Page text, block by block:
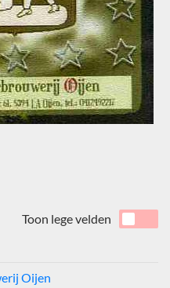
Toon lege velden
Oijen